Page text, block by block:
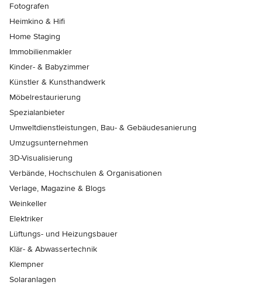
Fotografen
Heimkino & Hifi
Home Staging
Immobilienmakler
Kinder- & Babyzimmer
Künstler & Kunsthandwerk
Möbelrestaurierung
Spezialanbieter
Umweltdienstleistungen, Bau- & Gebäudesanierung
Umzugsunternehmen
3D-Visualisierung
Verbände, Hochschulen & Organisationen
Verlage, Magazine & Blogs
Weinkeller
Elektriker
Lüftungs- und Heizungsbauer
Klär- & Abwassertechnik
Klempner
Solaranlagen